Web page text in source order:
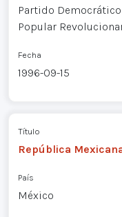
Partido
Popular
Fecha
1996-09-15
Título
República
País
México